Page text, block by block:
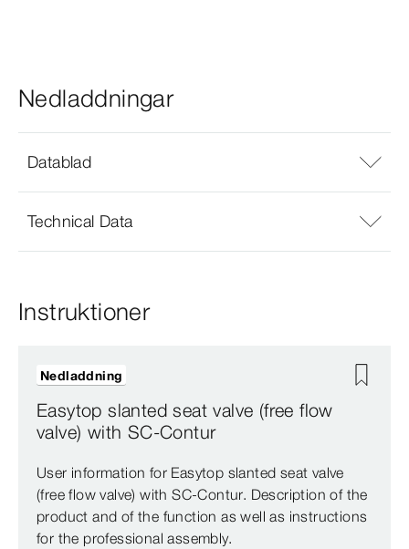
Nedladdningar
Datablad
Technical Data
Instruktioner
Easytop slanted seat valve (free flow
valve) with SC-Contur
User information for Easytop slanted seat valve
(free flow valve) with SC-Contur. Description of the
product and of the function as well as instructions
for the professional assembly.
Nedladdning